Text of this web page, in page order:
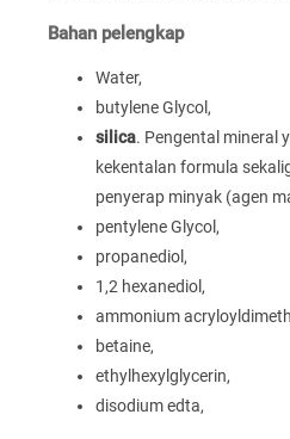
Bahan pelengkap
Water,
butylene Glycol,
silica. Pengental mineral
kekentalan formula
penyerap minyak (agen
pentylene Glycol,
propanediol,
1,2 hexanediol,
ammonium
betaine,
ethylhexylglycerin,
disodium edta,